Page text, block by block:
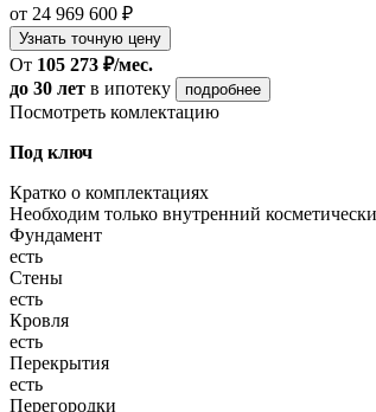
от 24 969 600 ₽
Узнать точную цену
От 105 273 ₽/мес.
до 30 лет в ипотеку подробнее
Посмотреть комлектацию
Под ключ
Кратко о комплектациях
Необходим только внутренний
Фундамент
есть
Стены
есть
Кровля
есть
Перекрытия
есть
Перегородки